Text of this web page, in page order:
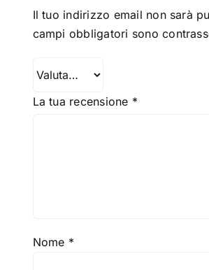
Il tuo indirizzo email non sarà
campi obbligatori sono
La tua recensione *
Nome *